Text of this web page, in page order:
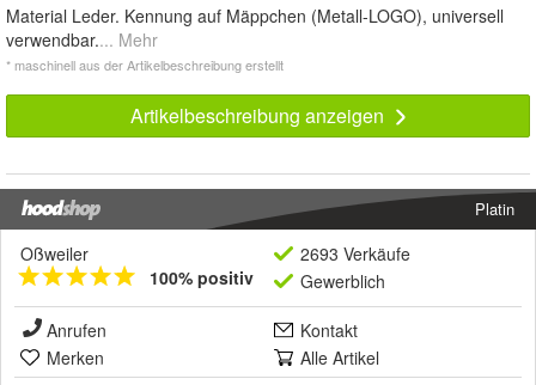
Material Leder. Kennung auf Mäppchen (Metall-LOGO), universell
verwendbar.... Mehr
* maschinell aus der Artikelbeschreibung erstellt
Artikelbeschreibung anzeigen
Platin
Oßweiler
100% positiv
2693 Verkäufe
Gewerblich
Anrufen
Kontakt
Merken
Alle Artikel